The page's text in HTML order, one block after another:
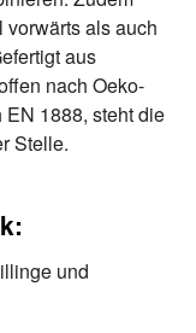
als auch
aus
nach Oeko-
1888, steht die
Stelle.
und